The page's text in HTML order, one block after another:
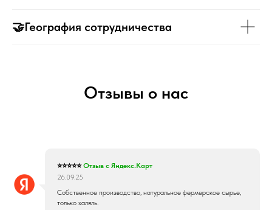
🤝География сотрудничества
Отзывы о нас
⭐⭐⭐⭐⭐Отзыв с Яндекс.Карт
26.09.25
Собственное производство, натуральное фермерское сырье,
только халяль.